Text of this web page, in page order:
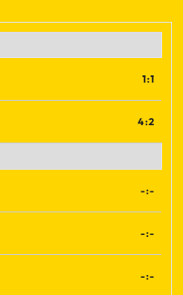
1:1
4:2
-:-
-:-
-:-